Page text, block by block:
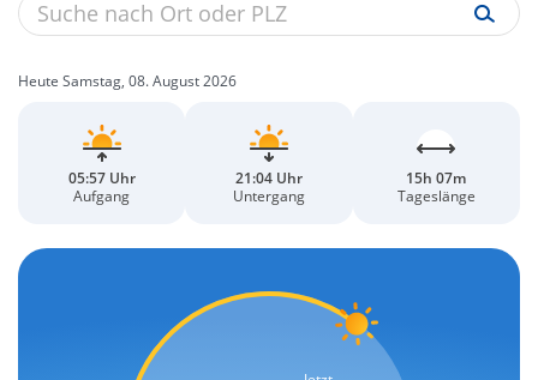
Heute Samstag, 08. August 2026
05:57 Uhr
Aufgang
21:04 Uhr
Untergang
15h 07m
Tageslänge